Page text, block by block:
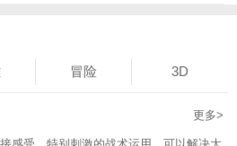
冒险 3D
更多>